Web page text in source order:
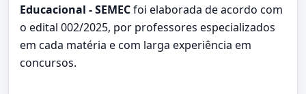
Educacional - SEMECfoi elaborada de acordo com
o edital 002/2025, por professores especializados
em cada matéria e com larga experiência em
concursos.